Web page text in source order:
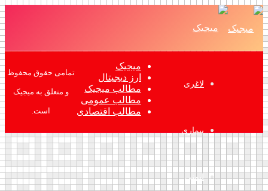
لاغری
بیماری
ایمنی
میجیک
ارز دیجیتال
مطالب میجیک
مطالب عمومی
مطالب اقتصادی
تمامی حقوق محفوظ
و متعلق به میجیک
است.